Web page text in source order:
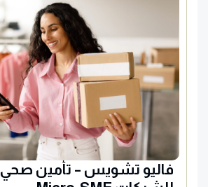
فاليو تشويس – تأمين صحي